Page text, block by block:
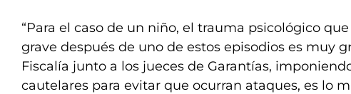
“Para el caso de un niño, el trauma psicológico
grave después de uno de estos episodios es muy
Fiscalía junto a los jueces de Garantías,
cautelares para evitar que ocurran ataques, es lo